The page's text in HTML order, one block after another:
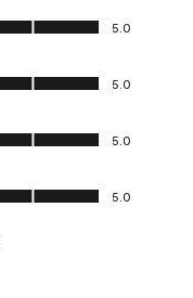
5.0
5.0
5.0
5.0